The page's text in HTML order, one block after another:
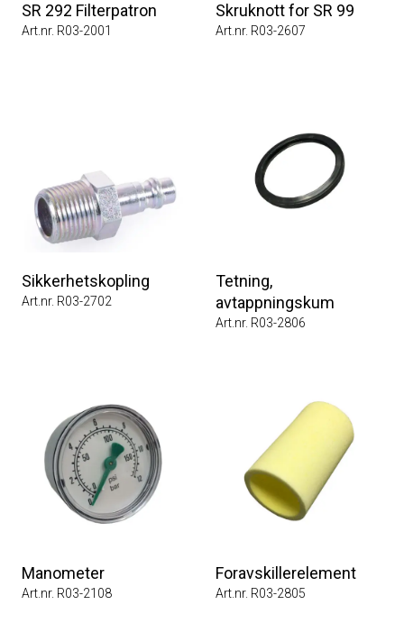
SR 292 Filterpatron
Art.nr. R03-2001
Skruknott for SR 99
Art.nr. R03-2607
Sikkerhetskopling
Art.nr. R03-2702
Tetning,
avtappningskum
Art.nr. R03-2806
Manometer
Art.nr. R03-2108
Foravskillerelement
Art.nr. R03-2805